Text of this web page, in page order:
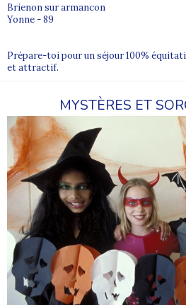
Brienon sur armancon
Yonne - 89
Prépare-toi pour un séjour 100%
et attractif.
MYSTÈRES ET